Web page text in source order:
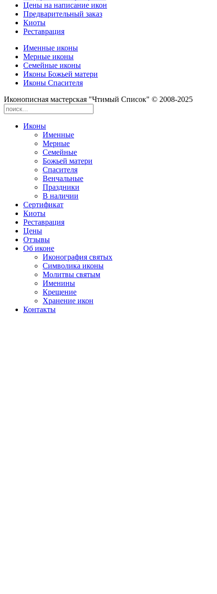
Цены на написание икон
Предварительный заказ
Киоты
Реставрация
Именные иконы
Мерные иконы
Семейные иконы
Иконы Божьей матери
Иконы Спасителя
Иконописная мастерская "Чтимый Список" © 2008-2025
Иконы
Именные
Мерные
Семейные
Божьей матери
Спасителя
Венчальные
Праздники
В наличии
Сертификат
Киоты
Реставрация
Цены
Отзывы
Об иконе
Иконография святых
Символика иконы
Молитвы святым
Именины
Крещение
Хранение икон
Контакты